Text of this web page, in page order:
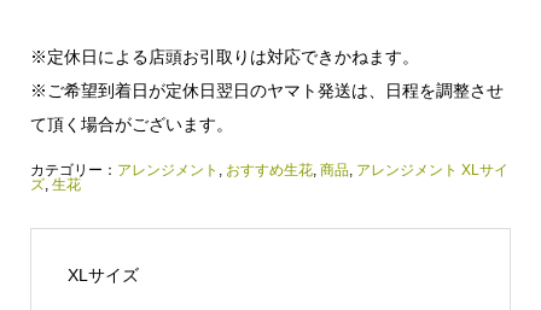
※定休日による店頭お引取りは対応できかねます。
※ご希望到着日が定休日翌日のヤマト発送は、日程を調整させ
て頂く場合がございます。
カテゴリー： アレンジメント おすすめ生花, 商品, アレンジメント XLサイ
ズ, 生花
XLサイズ